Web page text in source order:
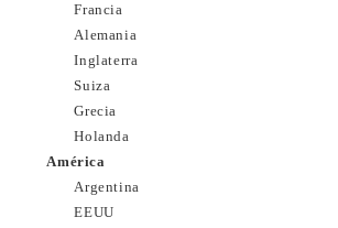
Francia
Alemania
Inglaterra
Suiza
Grecia
Holanda
América
Argentina
EEUU